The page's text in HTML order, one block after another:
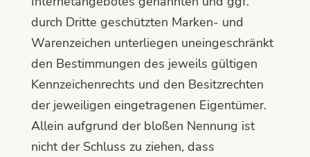
durch Dritte geschützten Marken- und
Warenzeichen unterliegen uneingeschränkt
den Bestimmungen des jeweils gültigen
Kennzeichenrechts und den Besitzrechten
der jeweiligen eingetragenen Eigentümer.
Allein aufgrund der bloßen Nennung ist
nicht der Schluss zu ziehen, dass